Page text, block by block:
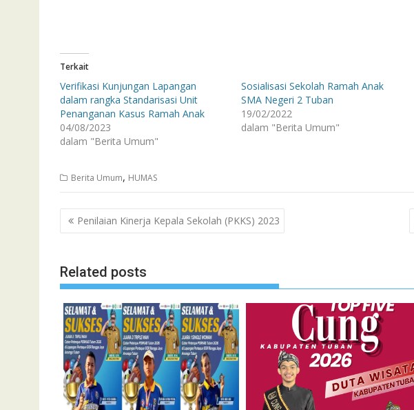
Terkait
Verifikasi Kunjungan Lapangan
dalam rangka Standarisasi Unit
Penanganan Kasus Ramah Anak
04/08/2023
dalam "Berita Umum"
Sosialisasi Sekolah Ramah Anak
SMA Negeri 2 Tuban
19/02/2022
dalam "Berita Umum"
Berita Umum, HUMAS
Navigasi
pos
Penilaian Kinerja Kepala Sekolah (PKKS) 2023
Related posts